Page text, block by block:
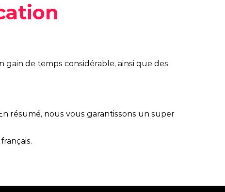
de temps considérable, ainsi que des
résumé, nous vous garantissons un super